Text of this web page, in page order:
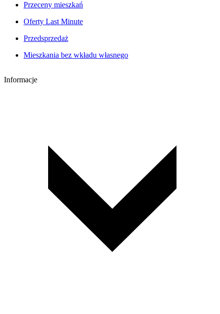
Przeceny mieszkań
Oferty Last Minute
Przedsprzedaż
Mieszkania bez wkładu własnego
Informacje